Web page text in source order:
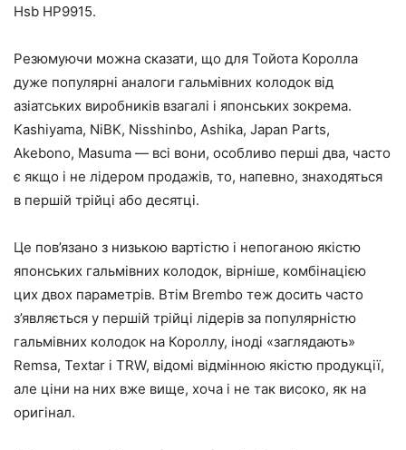
Hsb HP9915.
Резюмуючи можна сказати, що для Тойота Королла
дуже популярні аналоги гальмівних колодок від
азіатських виробників взагалі і японських зокрема.
Kashiyama, NiBK, Nisshinbo, Ashika, Japan Parts,
Akebono, Masuma — всі вони, особливо перші два, часто
є якщо і не лідером продажів, то, напевно, знаходяться
в першій трійці або десятці.
Це пов’язано з низькою вартістю і непоганою якістю
японських гальмівних колодок, вірніше, комбінацією
цих двох параметрів. Втім Brembo теж досить часто
з’являється у першій трійці лідерів за популярністю
гальмівних колодок на Короллу, іноді «заглядають»
Remsa, Textar і TRW, відомі відмінною якістю продукції,
але ціни на них вже вище, хоча і не так високо, як на
оригінал.